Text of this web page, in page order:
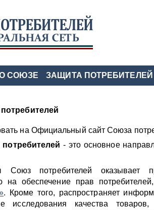
СОЮЗЕ ЗАЩИТА ПОТРЕБИТЕЛЕЙ
на Официальный сайт Союза
- это основное
Союз потребителей оказывает
на обеспечение прав
. Кроме того, распространяет
исследования качества